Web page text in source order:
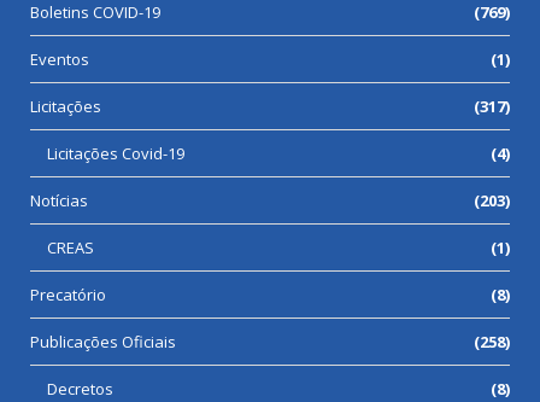
Boletins COVID-19 (769)
Eventos (1)
Licitações (317)
Licitações Covid-19 (4)
Notícias (203)
CREAS (1)
Precatório (8)
Publicações Oficiais (258)
Decretos (8)